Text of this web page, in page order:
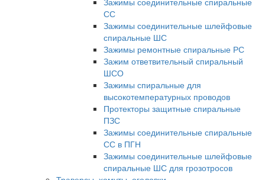
СС
Зажимы соединительные шлейфовые
спиральные ШС
Зажимы ремонтные спиральные РС
Зажим ответвительный спиральный
ШСО
Зажимы спиральные для
высокотемпературных проводов
Протекторы защитные спиральные
ПЗС
Зажимы соединительные спиральные
СС в ПГН
Зажимы соединительные шлейфовые
спиральные ШС для грозотросов